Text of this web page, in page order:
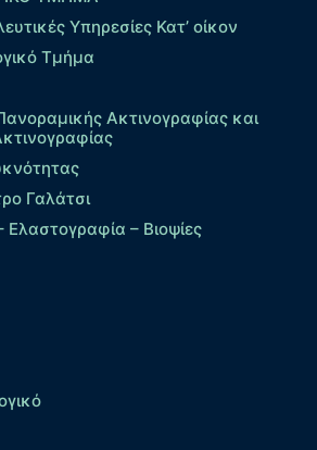
Υπηρεσίες Κατ’ οίκον
Τμήμα
Ακτινογραφίας και
Γαλάτσι
– Βιοψίες